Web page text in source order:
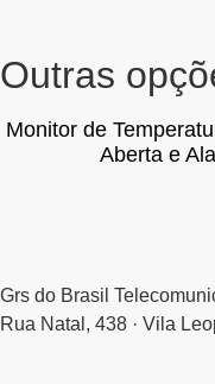
Outras
Monitor de
Aberta e
Grs do Brasil
Rua Natal, 438 · Vila